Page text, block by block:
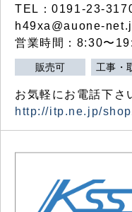
TEL：0191-23-
h49xa@auone-
営業時間：8:30〜
販売可 工事・
お気軽にお電話下さ
http://itp.ne.jp/